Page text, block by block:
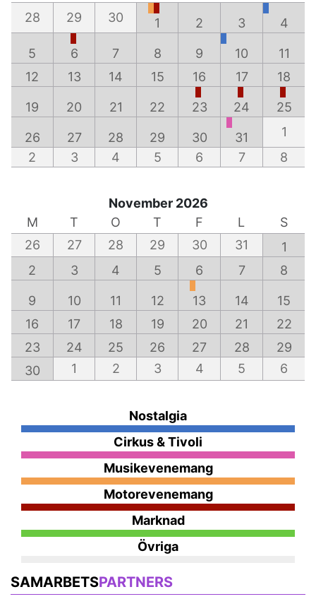
28
29 30 1 2 3 4
5 6 7 8 9 10
11
12
13 14 15 16 17 18
19 20 21 22 23 24 25
26 27 28 29 30 31
1
2
3 4 5 6 7 8
November 2026
M
T O T F L
S
26
27 28 29 30 31
1
2
3 4 5 6 7 8
9 10 11 12 13 14
15
16
17 18 19 20 21
22
23
24 25 26 27 28
29
30
1 2 3 4 5 6
Nostalgia
Cirkus & Tivoli
Musikevenemang
Motorevenemang
Marknad
Övriga
SAMARBETSPARTNERS